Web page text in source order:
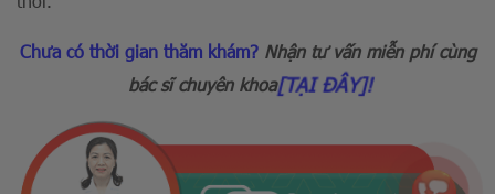
Chưa có thời gian thăm khám? Nhận tư vấn miễn phí cùng
bác sĩ chuyên khoa[TẠI ĐÂY]!